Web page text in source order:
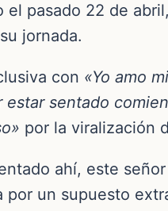
el pasado 22 de
jornada.
con «Yo amo
estar sentado
por la viralización
ahí, este
por un supuesto